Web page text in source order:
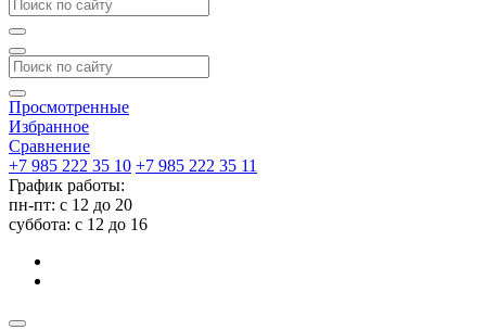
Просмотренные
Избранное
Сравнение
+7 985 222 35 10 +7 985 222 35 11
График работы:
пн-пт: с 12 до 20
суббота: c 12 до 16